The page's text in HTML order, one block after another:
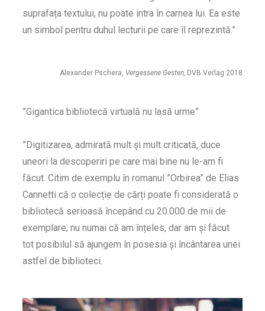
suprafața textului, nu poate intra în carnea lui. Ea este
un simbol pentru duhul lecturii pe care îl reprezintă.”
Alexander Pschera, Vergessene Gesten, DVB Verlag 2018
”Gigantica bibliotecă virtuală nu lasă urme”
”Digitizarea, admirată mult și mult criticată, duce
uneori la descoperiri pe care mai bine nu le-am fi
făcut. Citim de exemplu în romanul ”Orbirea” de Elias
Cannetti că o colecție de cărți poate fi considerată o
bibliotecă serioasă începând cu 20.000 de mii de
exemplare; nu numai că am înțeles, dar am și făcut
tot posibilul să ajungem în posesia și încântarea unei
astfel de biblioteci.